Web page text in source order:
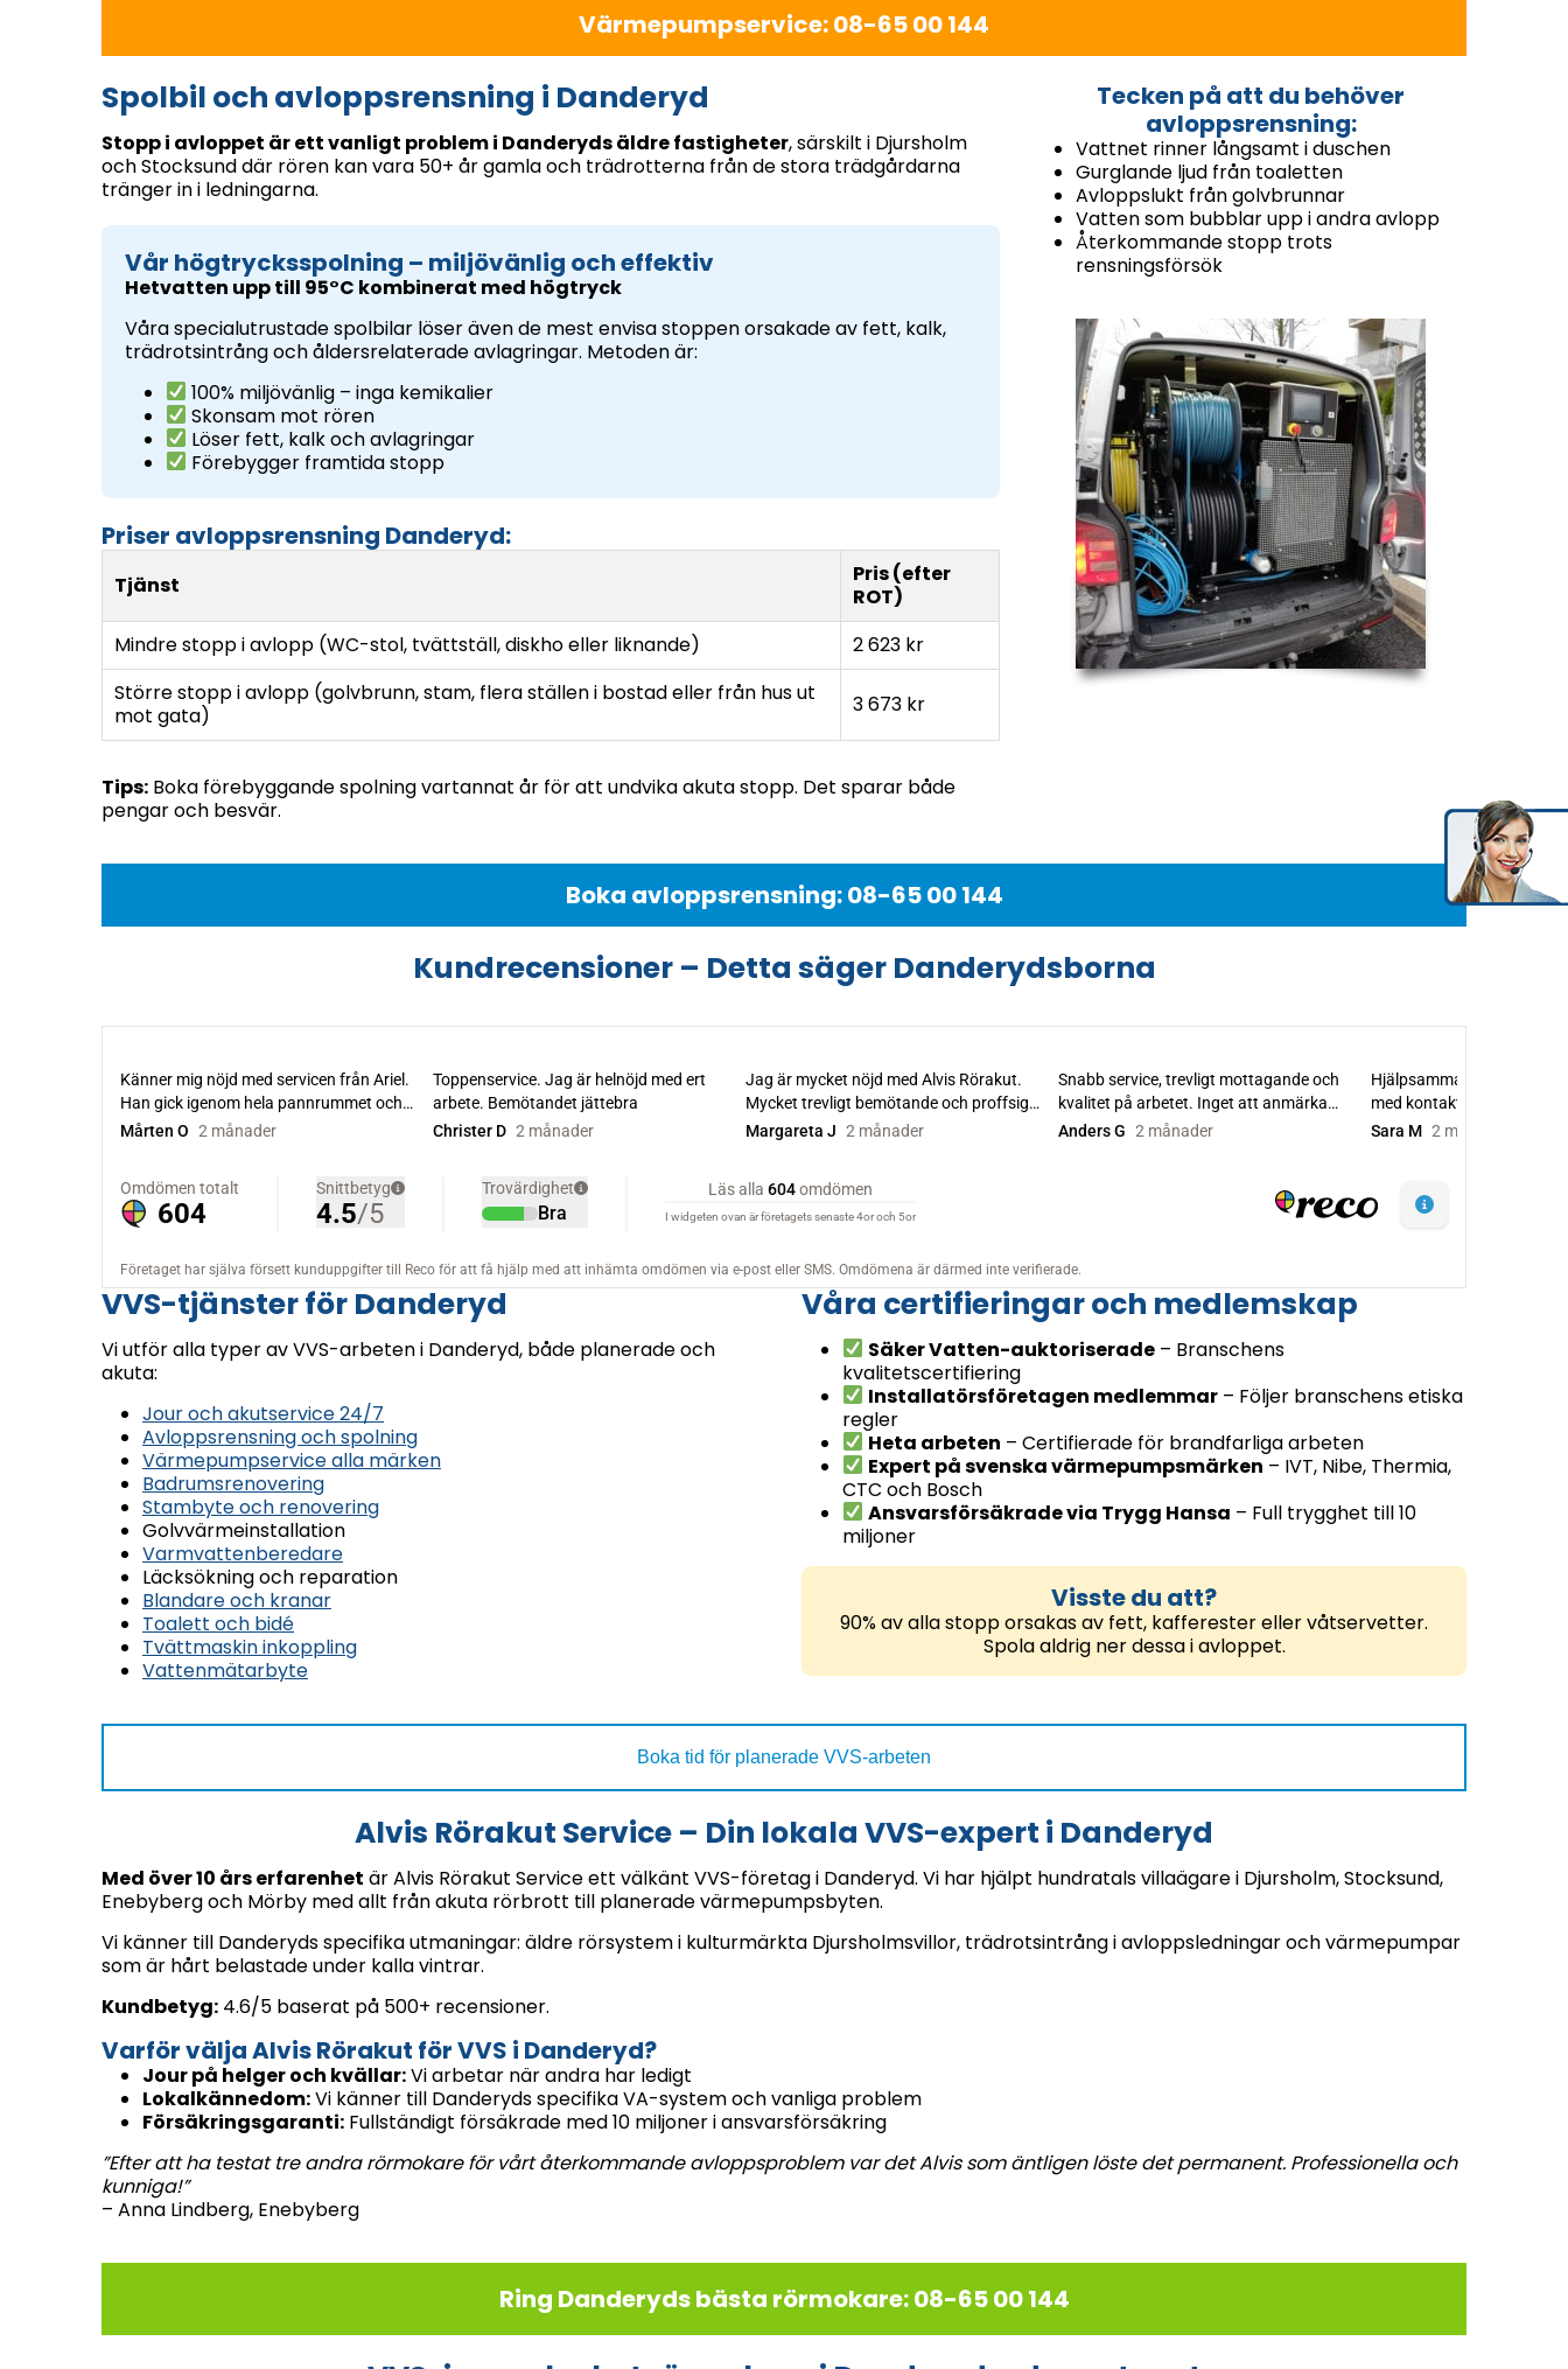
Värmepumpservice: 08-65 00 144
Spolbil och avloppsrensning i Danderyd
Stopp i avloppet är ett vanligt problem i Danderyds äldre fastigheter, särskilt i Djursholm
och Stocksund där rören kan vara 50+ år gamla och trädrotterna från de stora trädgårdarna
tränger in i ledningarna.
Vår högtrycksspolning – miljövänlig och effektiv
Hetvatten upp till 95°C kombinerat med högtryck
Våra specialutrustade spolbilar löser även de mest envisa stoppen orsakade av fett, kalk,
trädrotsintrång och åldersrelaterade avlagringar. Metoden är:
100% miljövänlig – inga kemikalier
Skonsam mot rören
Löser fett, kalk och avlagringar
Förebygger framtida stopp
Priser avloppsrensning Danderyd:
Tjänst
Pris (efter
ROT)
Mindre stopp i avlopp (WC-stol, tvättställ, diskho eller liknande)
2 623 kr
Större stopp i avlopp (golvbrunn, stam, flera ställen i bostad eller från hus ut
mot gata)
3 673 kr
Tips: Boka förebyggande spolning vartannat år för att undvika akuta stopp. Det sparar både
pengar och besvär.
Tecken på att du behöver
avloppsrensning:
Vattnet rinner långsamt i duschen
Gurglande ljud från toaletten
Avloppslukt från golvbrunnar
Vatten som bubblar upp i andra avlopp
Återkommande stopp trots
rensningsförsök
Boka avloppsrensning: 08-65 00 144
Kundrecensioner – Detta säger Danderydsborna
VVS-tjänster för Danderyd
Vi utför alla typer av VVS-arbeten i Danderyd, både planerade och
akuta:
Jour och akutservice 24/7
Avloppsrensning och spolning
Värmepumpservice alla märken
Badrumsrenovering
Stambyte och renovering
Golvvärmeinstallation
Varmvattenberedare
Läcksökning och reparation
Blandare och kranar
Toalett och bidé
Tvättmaskin inkoppling
Vattenmätarbyte
Våra certifieringar och medlemskap
Säker Vatten-auktoriserade – Branschens
kvalitetscertifiering
Installatörsföretagen medlemmar – Följer branschens etiska
regler
Heta arbeten – Certifierade för brandfarliga arbeten
Expert på svenska värmepumpsmärken – IVT, Nibe, Thermia,
CTC och Bosch
Ansvarsförsäkrade via Trygg Hansa – Full trygghet till 10
miljoner
Visste du att?
90% av alla stopp orsakas av fett, kafferester eller våtservetter.
Spola aldrig ner dessa i avloppet.
Boka tid för planerade VVS-arbeten
Alvis Rörakut Service – Din lokala VVS-expert i Danderyd
Med över 10 års erfarenhet är Alvis Rörakut Service ett välkänt VVS-företag i Danderyd. Vi har hjälpt hundratals villaägare i Djursholm, Stocksund,
Enebyberg och Mörby med allt från akuta rörbrott till planerade värmepumpsbyten.
Vi känner till Danderyds specifika utmaningar: äldre rörsystem i kulturmärkta Djursholmsvillor, trädrotsintrång i avloppsledningar och värmepumpar
som är hårt belastade under kalla vintrar.
Kundbetyg: 4.6/5 baserat på 500+ recensioner.
Varför välja Alvis Rörakut för VVS i Danderyd?
Jour på helger och kvällar:Vi arbetar när andra har ledigt
Lokalkännedom:Vi känner till Danderyds specifika VA-system och vanliga problem
Försäkringsgaranti: Fullständigt försäkrade med 10 miljoner i ansvarsförsäkring
”Efter att ha testat tre andra rörmokare för vårt återkommande avloppsproblem var det Alvis som äntligen löste det permanent. Professionella och
kunniga!”
– Anna Lindberg, Enebyberg
Ring Danderyds bästa rörmokare: 08-65 00 144